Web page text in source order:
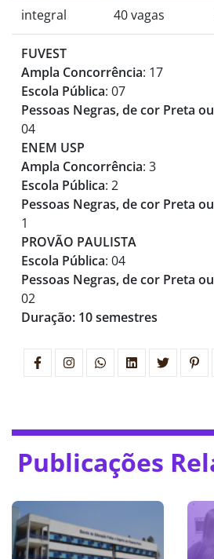
integral
40 vagas
FUVEST
Ampla Concorrência: 17
Escola Pública: 07
Pessoas Negras, de cor Preta
04
ENEM USP
Ampla Concorrência: 3
Escola Pública: 2
Pessoas Negras, de cor Preta
1
PROVÃO PAULISTA
Escola Pública: 04
Pessoas Negras, de cor Preta
02
Duração: 10 semestres
Publicações